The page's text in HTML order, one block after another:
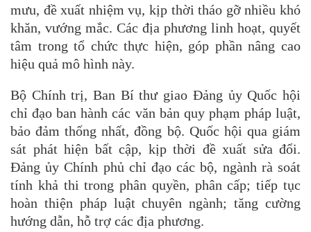
mưu, đề xuất nhiệm vụ, kịp thời tháo gỡ nhiều khó
khăn, vướng mắc. Các địa phương linh hoạt, quyết
tâm trong tổ chức thực hiện, góp phần nâng cao
hiệu quả mô hình này.
Bộ Chính trị, Ban Bí thư giao Đảng ủy Quốc hội
chỉ đạo ban hành các văn bản quy phạm pháp luật,
bảo đảm thống nhất, đồng bộ. Quốc hội qua giám
sát phát hiện bất cập, kịp thời đề xuất sửa đổi.
Đảng ủy Chính phủ chỉ đạo các bộ, ngành rà soát
tính khả thi trong phân quyền, phân cấp; tiếp tục
hoàn thiện pháp luật chuyên ngành; tăng cường
hướng dẫn, hỗ trợ các địa phương.